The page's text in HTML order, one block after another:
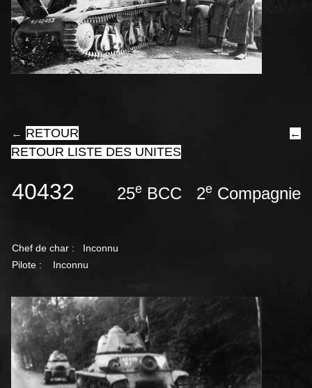
← RETOUR ←
RETOUR LISTE DES UNITES
40432 25e BCC 2e Compagnie
Chef de char :
Inconnu
Pilote : Inconnu